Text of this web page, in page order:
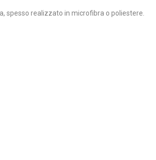
spesso realizzato in microfibra o poliestere.